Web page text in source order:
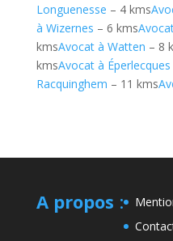
Longuenesse – 4 kms
à Wizernes – 6 kms
kmsAvocat à Watten – 8
kmsAvocat à Éperlecques
Racquinghem – 11 kms
A propos :